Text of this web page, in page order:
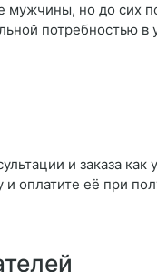
мужчины, но до сих
потребностью
и заказа
оплатите её при